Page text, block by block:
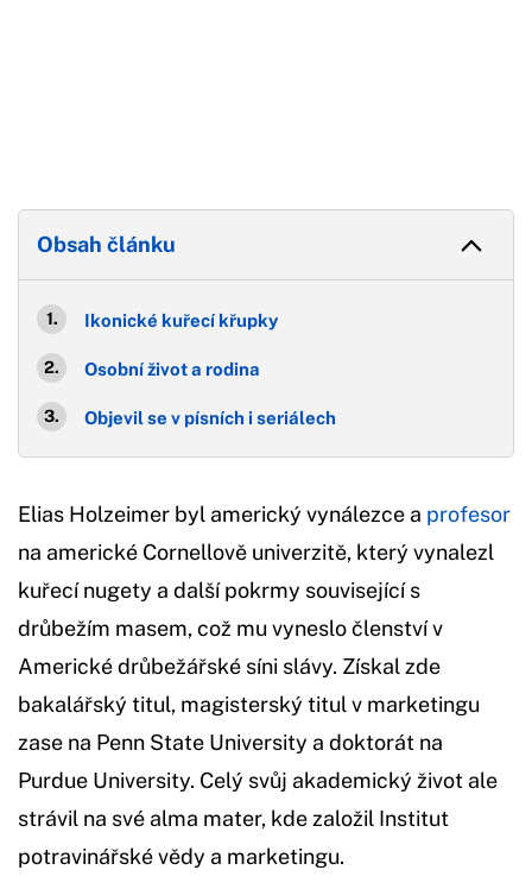
Obsah článku
Ikonické kuřecí křupky
Osobní život a rodina
Objevil se v písních i seriálech
Elias Holzeimer byl americký vynálezce a profesor
na americké Cornellově univerzitě, který vynalezl
kuřecí nugety a další pokrmy související s
drůbežím masem, což mu vyneslo členství v
Americké drůbežářské síni slávy. Získal zde
bakalářský titul, magisterský titul v marketingu
zase na Penn State University a doktorát na
Purdue University. Celý svůj akademický život ale
strávil na své alma mater, kde založil Institut
potravinářské vědy a marketingu.